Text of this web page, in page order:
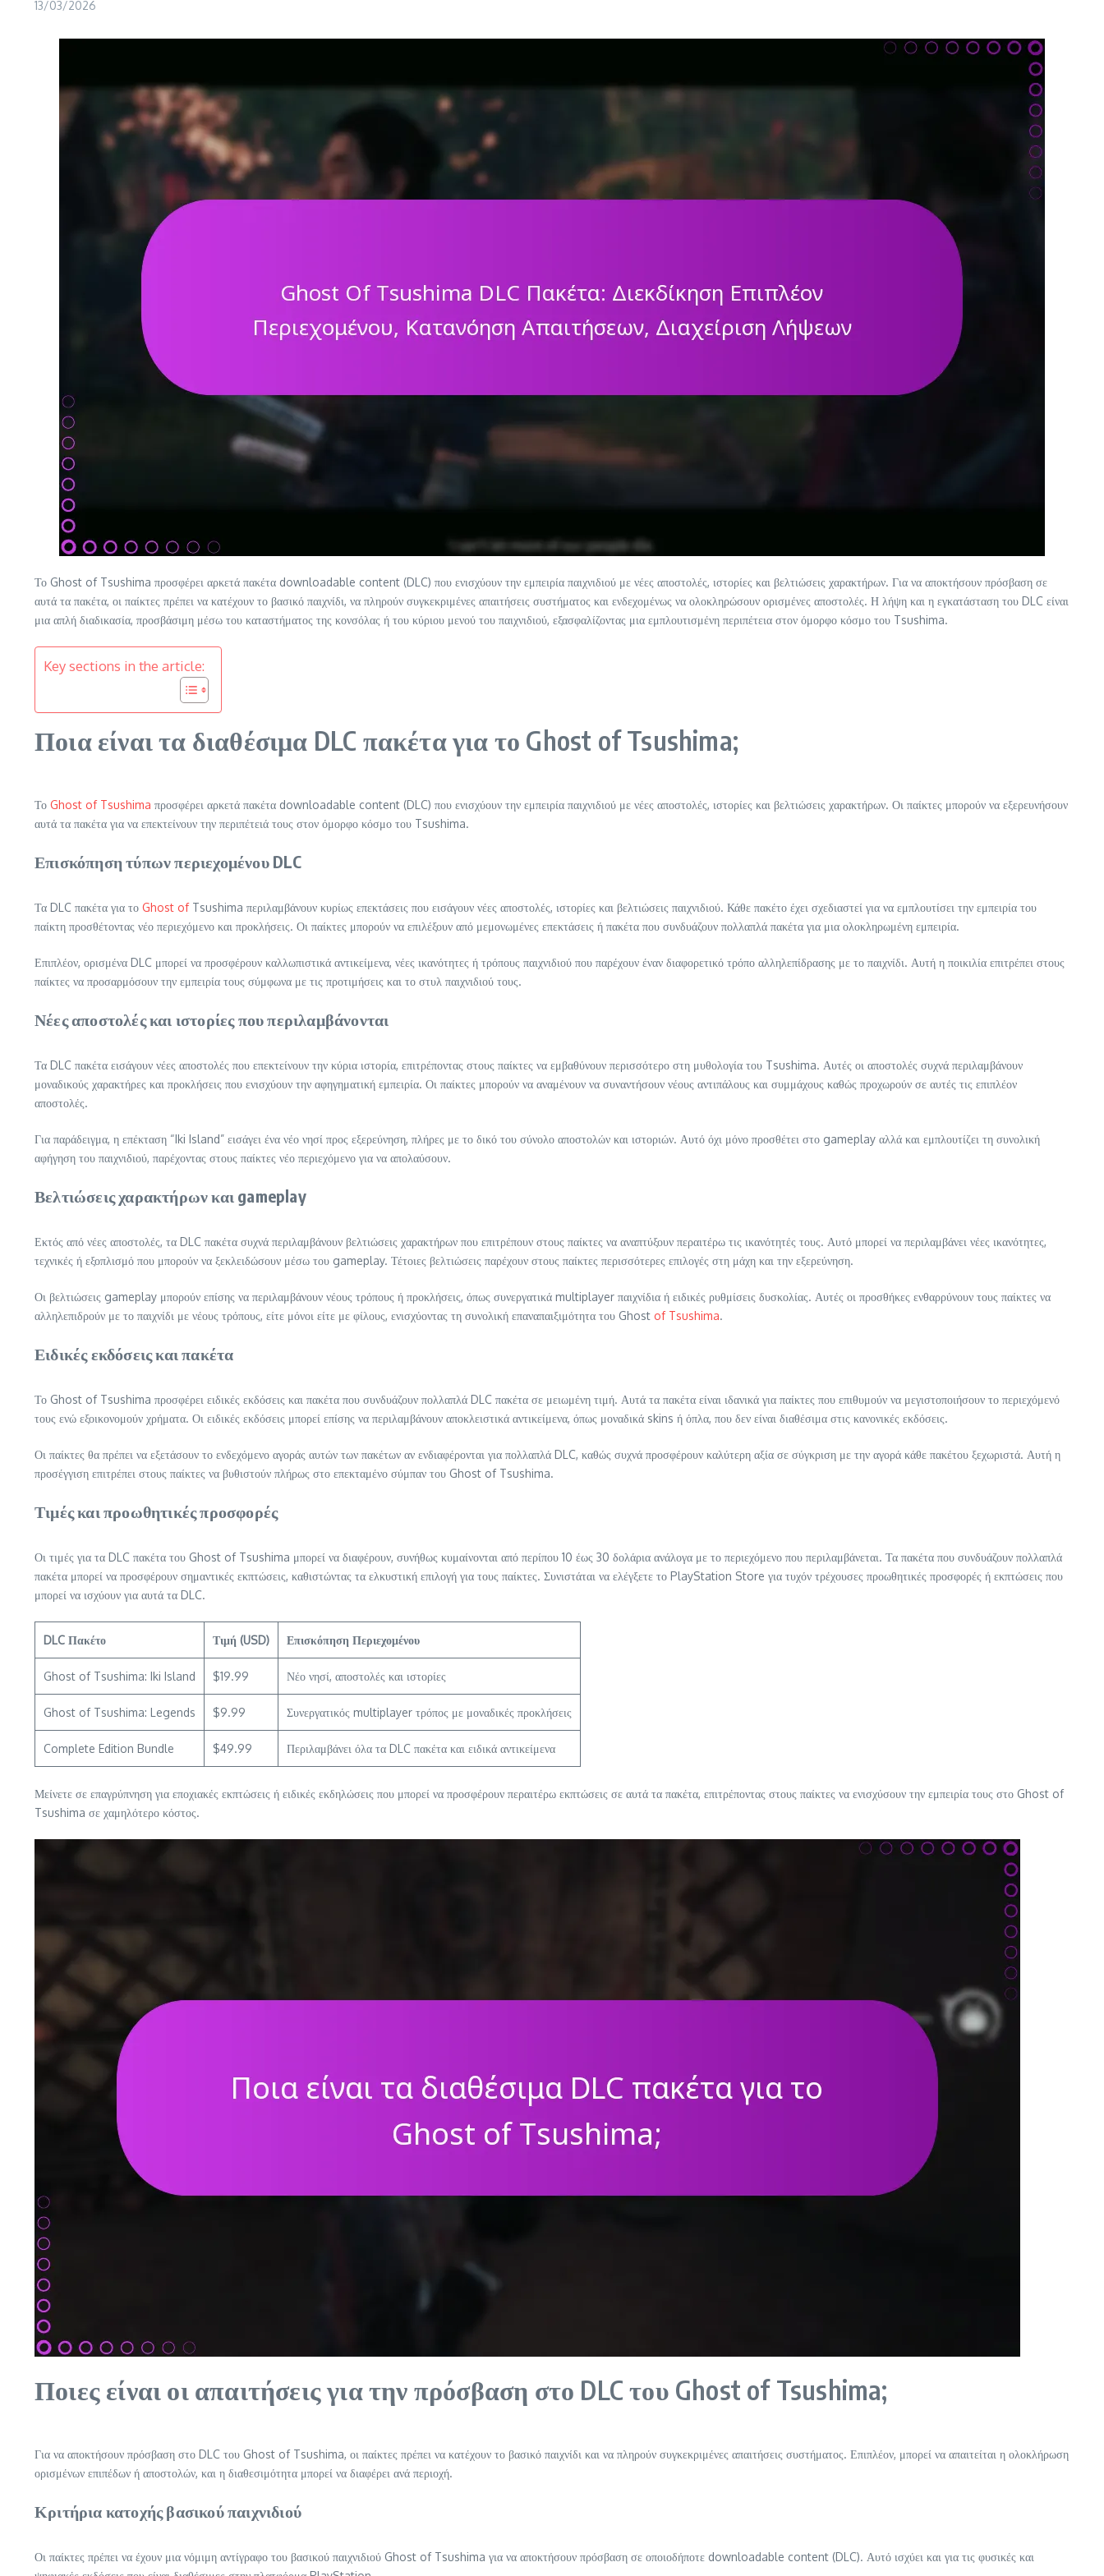
13/03/2026
Το Ghost of Tsushima προσφέρει αρκετά πακέτα downloadable content (DLC) που ενισχύουν την εμπειρία παιχνιδιού με νέες αποστολές, ιστορίες και βελτιώσεις χαρακτήρων. Για να αποκτήσουν πρόσβαση σε
αυτά τα πακέτα, οι παίκτες πρέπει να κατέχουν το βασικό παιχνίδι, να πληρούν συγκεκριμένες απαιτήσεις συστήματος και ενδεχομένως να ολοκληρώσουν ορισμένες αποστολές. Η λήψη και η εγκατάσταση του DLC είναι
μια απλή διαδικασία, προσβάσιμη μέσω του καταστήματος της κονσόλας ή του κύριου μενού του παιχνιδιού, εξασφαλίζοντας μια εμπλουτισμένη περιπέτεια στον όμορφο κόσμο του Tsushima.
Key sections in the article:
Ποια είναι τα διαθέσιμα DLC πακέτα για το Ghost of Tsushima;
Το Ghost of Tsushima προσφέρει αρκετά πακέτα downloadable content (DLC) που ενισχύουν την εμπειρία παιχνιδιού με νέες αποστολές, ιστορίες και βελτιώσεις χαρακτήρων. Οι παίκτες μπορούν να εξερευνήσουν
αυτά τα πακέτα για να επεκτείνουν την περιπέτειά τους στον όμορφο κόσμο του Tsushima.
Επισκόπηση τύπων περιεχομένου DLC
Τα DLC πακέτα για το Ghost ofTsushima περιλαμβάνουν κυρίως επεκτάσεις που εισάγουν νέες αποστολές, ιστορίες και βελτιώσεις παιχνιδιού. Κάθε πακέτο έχει σχεδιαστεί για να εμπλουτίσει την εμπειρία του
παίκτη προσθέτοντας νέο περιεχόμενο και προκλήσεις. Οι παίκτες μπορούν να επιλέξουν από μεμονωμένες επεκτάσεις ή πακέτα που συνδυάζουν πολλαπλά πακέτα για μια ολοκληρωμένη εμπειρία.
Επιπλέον, ορισμένα DLC μπορεί να προσφέρουν καλλωπιστικά αντικείμενα, νέες ικανότητες ή τρόπους παιχνιδιού που παρέχουν έναν διαφορετικό τρόπο αλληλεπίδρασης με το παιχνίδι. Αυτή η ποικιλία επιτρέπει στους
παίκτες να προσαρμόσουν την εμπειρία τους σύμφωνα με τις προτιμήσεις και το στυλ παιχνιδιού τους.
Νέες αποστολές και ιστορίες που περιλαμβάνονται
Τα DLC πακέτα εισάγουν νέες αποστολές που επεκτείνουν την κύρια ιστορία, επιτρέποντας στους παίκτες να εμβαθύνουν περισσότερο στη μυθολογία του Tsushima. Αυτές οι αποστολές συχνά περιλαμβάνουν
μοναδικούς χαρακτήρες και προκλήσεις που ενισχύουν την αφηγηματική εμπειρία. Οι παίκτες μπορούν να αναμένουν να συναντήσουν νέους αντιπάλους και συμμάχους καθώς προχωρούν σε αυτές τις επιπλέον
αποστολές.
Για παράδειγμα, η επέκταση “Iki Island” εισάγει ένα νέο νησί προς εξερεύνηση, πλήρες με το δικό του σύνολο αποστολών και ιστοριών. Αυτό όχι μόνο προσθέτει στο gameplay αλλά και εμπλουτίζει τη συνολική
αφήγηση του παιχνιδιού, παρέχοντας στους παίκτες νέο περιεχόμενο για να απολαύσουν.
Βελτιώσεις χαρακτήρων και gameplay
Εκτός από νέες αποστολές, τα DLC πακέτα συχνά περιλαμβάνουν βελτιώσεις χαρακτήρων που επιτρέπουν στους παίκτες να αναπτύξουν περαιτέρω τις ικανότητές τους. Αυτό μπορεί να περιλαμβάνει νέες ικανότητες,
τεχνικές ή εξοπλισμό που μπορούν να ξεκλειδώσουν μέσω του gameplay. Τέτοιες βελτιώσεις παρέχουν στους παίκτες περισσότερες επιλογές στη μάχη και την εξερεύνηση.
Οι βελτιώσεις gameplay μπορούν επίσης να περιλαμβάνουν νέους τρόπους ή προκλήσεις, όπως συνεργατικά multiplayer παιχνίδια ή ειδικές ρυθμίσεις δυσκολίας. Αυτές οι προσθήκες ενθαρρύνουν τους παίκτες να
αλληλεπιδρούν με το παιχνίδι με νέους τρόπους, είτε μόνοι είτε με φίλους, ενισχύοντας τη συνολική επαναπαιξιμότητα του Ghost of Tsushima.
Ειδικές εκδόσεις και πακέτα
Το Ghost of Tsushima προσφέρει ειδικές εκδόσεις και πακέτα που συνδυάζουν πολλαπλά DLC πακέτα σε μειωμένη τιμή. Αυτά τα πακέτα είναι ιδανικά για παίκτες που επιθυμούν να μεγιστοποιήσουν το περιεχόμενό
τους ενώ εξοικονομούν χρήματα. Οι ειδικές εκδόσεις μπορεί επίσης να περιλαμβάνουν αποκλειστικά αντικείμενα, όπως μοναδικά skins ή όπλα, που δεν είναι διαθέσιμα στις κανονικές εκδόσεις.
Οι παίκτες θα πρέπει να εξετάσουν το ενδεχόμενο αγοράς αυτών των πακέτων αν ενδιαφέρονται για πολλαπλά DLC, καθώς συχνά προσφέρουν καλύτερη αξία σε σύγκριση με την αγορά κάθε πακέτου ξεχωριστά. Αυτή η
προσέγγιση επιτρέπει στους παίκτες να βυθιστούν πλήρως στο επεκταμένο σύμπαν του Ghost of Tsushima.
Τιμές και προωθητικές προσφορές
Οι τιμές για τα DLC πακέτα του Ghost of Tsushima μπορεί να διαφέρουν, συνήθως κυμαίνονται από περίπου 10 έως 30 δολάρια ανάλογα με το περιεχόμενο που περιλαμβάνεται. Τα πακέτα που συνδυάζουν πολλαπλά
πακέτα μπορεί να προσφέρουν σημαντικές εκπτώσεις, καθιστώντας τα ελκυστική επιλογή για τους παίκτες. Συνιστάται να ελέγξετε το PlayStation Store για τυχόν τρέχουσες προωθητικές προσφορές ή εκπτώσεις που
μπορεί να ισχύουν για αυτά τα DLC.
DLC Πακέτο Τιμή (USD) Επισκόπηση Περιεχομένου
Ghost of Tsushima: Iki Island $19.99 Νέο νησί, αποστολές και ιστορίες
Ghost of Tsushima: Legends $9.99 Συνεργατικός multiplayer τρόπος με μοναδικές προκλήσεις
Complete Edition Bundle $49.99 Περιλαμβάνει όλα τα DLC πακέτα και ειδικά αντικείμενα
Μείνετε σε επαγρύπνηση για εποχιακές εκπτώσεις ή ειδικές εκδηλώσεις που μπορεί να προσφέρουν περαιτέρω εκπτώσεις σε αυτά τα πακέτα, επιτρέποντας στους παίκτες να ενισχύσουν την εμπειρία τους στο Ghost of
Tsushima σε χαμηλότερο κόστος.
Ποιες είναι οι απαιτήσεις για την πρόσβαση στο DLC του Ghost of Tsushima;
Για να αποκτήσουν πρόσβαση στο DLC του Ghost of Tsushima, οι παίκτες πρέπει να κατέχουν το βασικό παιχνίδι και να πληρούν συγκεκριμένες απαιτήσεις συστήματος. Επιπλέον, μπορεί να απαιτείται η ολοκλήρωση
ορισμένων επιπέδων ή αποστολών, και η διαθεσιμότητα μπορεί να διαφέρει ανά περιοχή.
Κριτήρια κατοχής βασικού παιχνιδιού
Οι παίκτες πρέπει να έχουν μια νόμιμη αντίγραφο του βασικού παιχνιδιού Ghost of Tsushima για να αποκτήσουν πρόσβαση σε οποιοδήποτε downloadable content (DLC). Αυτό ισχύει και για τις φυσικές και